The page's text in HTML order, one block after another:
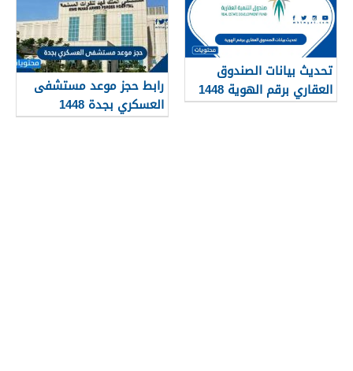
تحديث بيانات الصندوق
العقاري برقم الهوية 1448
الرابط والخطوات
رابط حجز موعد مستشفى
العسكري بجدة 1448